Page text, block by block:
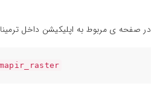
در صفحه ی مربوط به اپلیکیشن داخل